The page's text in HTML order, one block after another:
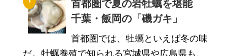
首都圏で夏の岩牡蠣を堪能
千葉・飯岡の「磯ガキ」
首都圏では、牡蠣といえば冬の味
だ。牡蠣養殖で知られる宮城県や広島県も、